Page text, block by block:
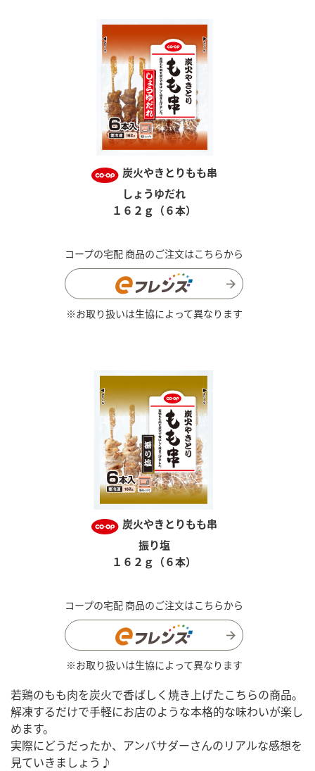
炭火やきとりもも串
しょうゆだれ
１６２ｇ（６本）
コープの宅配 商品のご注文はこちらから
※お取り扱いは生協によって異なります
炭火やきとりもも串
振り塩
１６２ｇ（６本）
コープの宅配 商品のご注文はこちらから
※お取り扱いは生協によって異なります
若鶏のもも肉を炭火で香ばしく焼き上げたこちらの商品。
解凍するだけで手軽にお店のような本格的な味わいが楽し
めます。
実際にどうだったか、アンバサダーさんのリアルな感想を
見ていきましょう♪